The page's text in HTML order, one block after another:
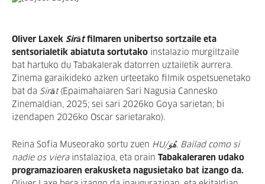
Oliver Laxek Sirātfilmaren unibertso sortzaile eta
sentsorialetik abiatuta sortutako
instalazio murgiltzaile
bat hartuko du Tabakalerak datorren uztailetik aurrera.
Zinema garaikideko azken urteetako filmik ospetsuenetako
bat da Sirāt (Epaimahaiaren Sari Nagusia Cannesko
Zinemaldian, 2025; sei sari 2026ko Goya sarietan; bi
izendapen 2026ko Oscar sarietarako).
Reina Sofía Museorako sortu zuen HU/هُوَ. Bailad como si
nadie os vierainstalazioa, eta orain Tabakaleraren udako
programazioaren erakusketa nagusietako bat izango da.